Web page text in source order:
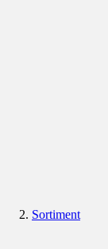
Sortiment